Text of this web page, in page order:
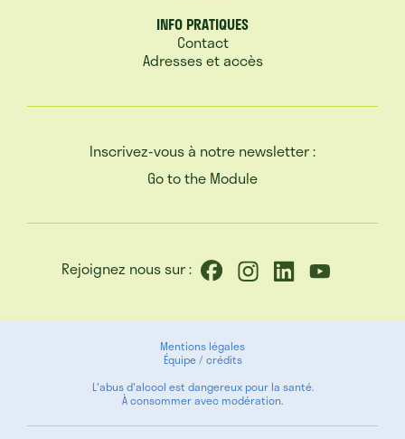
INFO PRATIQUES
Contact
Adresses et accès
Inscrivez-vous à notre newsletter :
Go to the Module
Rejoignez nous sur :
Mentions légales
Équipe / crédits
L'abus d'alcool est dangereux pour la santé.
À consommer avec modération.